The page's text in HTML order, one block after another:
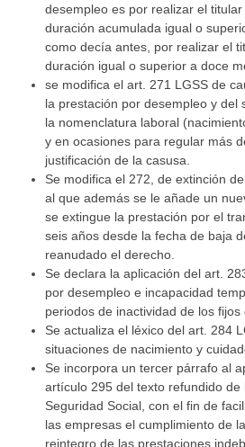
desempleo es por realizar el
duración acumulada igual o
como decía antes, por realizar el
duración igual o superior a doce
se modifica el art. 271 LGSS de
la prestación por desempleo y del
la nomenclatura laboral
y en ocasiones para regular más
justificación de la casusa.
Se modifica el 272, de extinción
al que además se le añade un
se extingue la prestación por el
seis años desde la fecha de baja
reanudado el derecho.
Se declara la aplicación del art.
por desempleo e incapacidad
periodos de inactividad de los fijos
Se actualiza el léxico del art. 284
situaciones de nacimiento y
Se incorpora un tercer párrafo al
artículo 295 del texto refundido de
Seguridad Social, con el fin de
las empresas el cumplimiento de
reintegro de las prestaciones